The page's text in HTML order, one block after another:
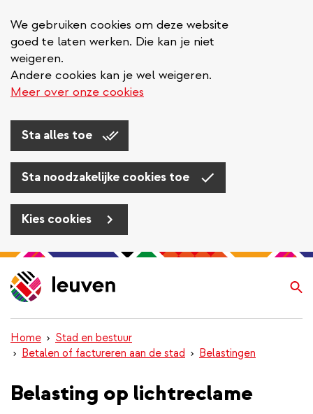
We gebruiken cookies om deze website
goed te laten werken. Die kan je niet
weigeren.
Andere cookies kan je wel weigeren.
Meer over onze cookies
Sta alles toe
Sta noodzakelijke cookies toe
Kies cookies
Overslaan
en
naar
inhoud
gaan
Home
Stad en bestuur
Betalen of factureren aan de stad
Belastingen
Belasting op lichtreclame